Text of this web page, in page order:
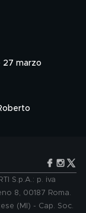
27 marzo
S.p.A.: p. iva
8, 00187 Roma.
(MI) - Cap. Soc.